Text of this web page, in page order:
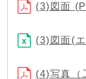
(3)図面
(3)図面(
(4)写真（